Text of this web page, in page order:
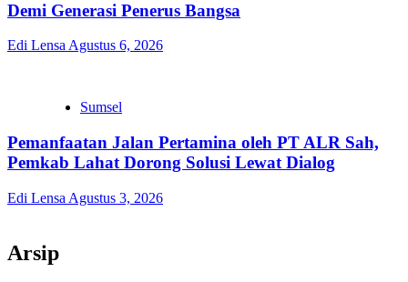
Demi Generasi Penerus Bangsa
Edi Lensa Agustus 6, 2026
Sumsel
Pemanfaatan Jalan Pertamina oleh PT ALR Sah,
Pemkab Lahat Dorong Solusi Lewat Dialog
Edi Lensa Agustus 3, 2026
Arsip